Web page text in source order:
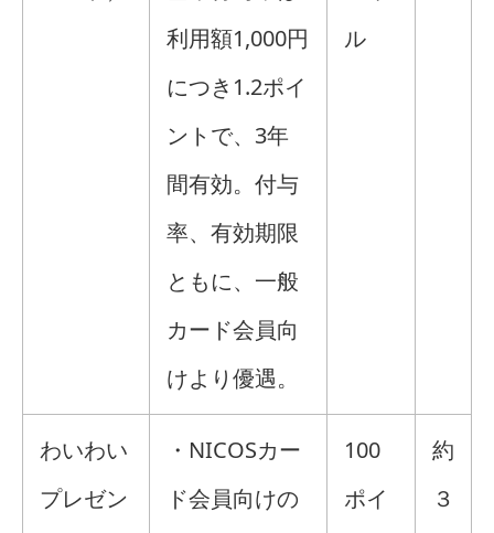
利用額1,000円
につき1.2ポイ
ントで、3年
間有効。付与
率、有効期限
ともに、一般
カード会員向
けより優遇。
ル
わいわい
プレゼン
・NICOSカー
ド会員向けの
100
ポイ
約
３